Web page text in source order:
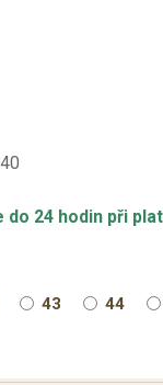
do 24 hodin při
43 44